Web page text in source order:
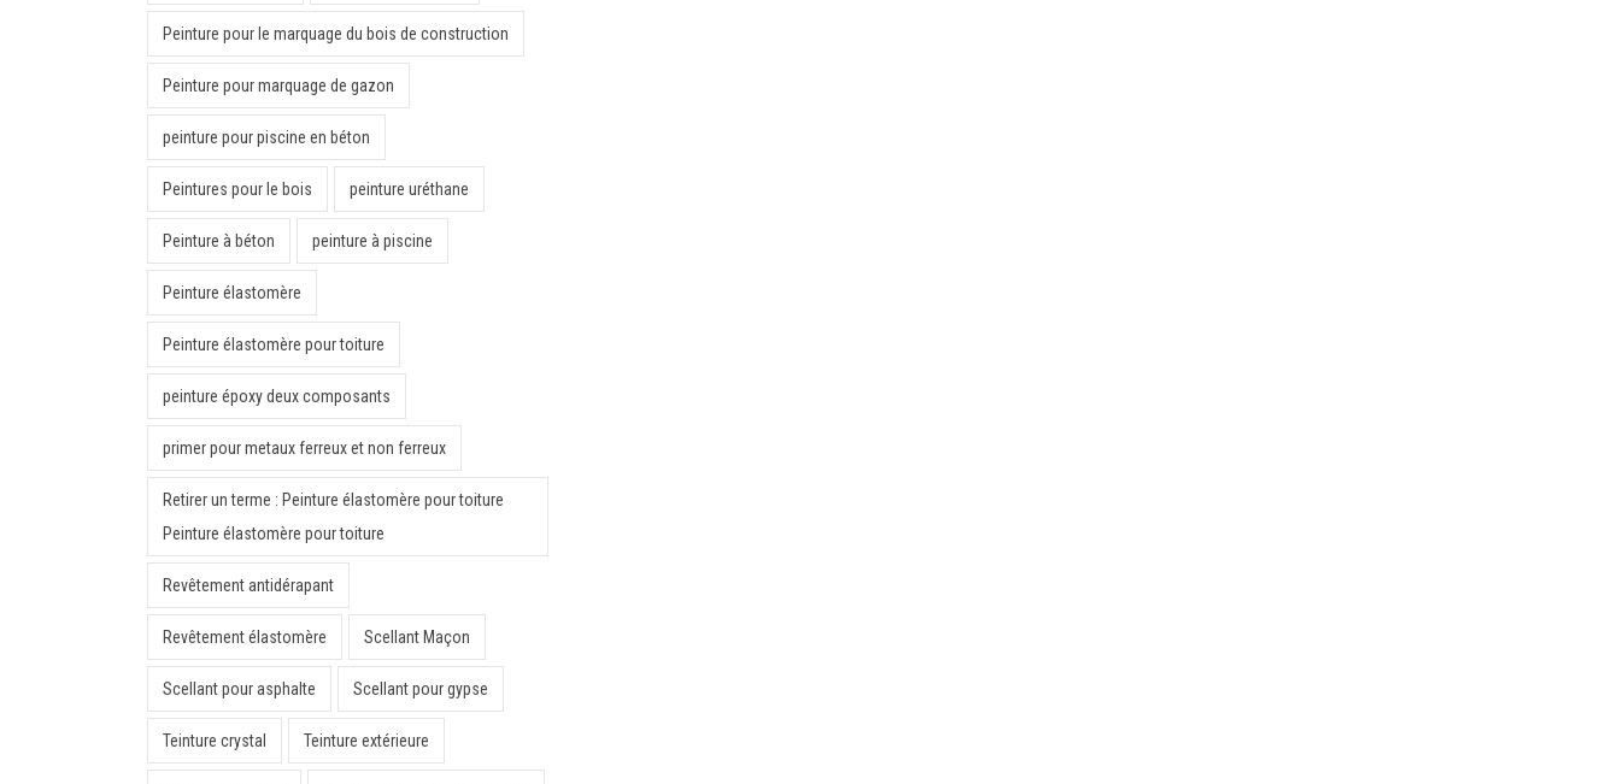
Peinture pour le marquage du bois de construction
Peinture pour marquage de gazon
peinture pour piscine en béton
Peintures pour le bois peinture uréthane
Peinture à béton peinture à piscine
Peinture élastomère
Peinture élastomère pour toiture
peinture époxy deux composants
primer pour metaux ferreux et non ferreux
Retirer un terme : Peinture élastomère pour toiture
Peinture élastomère pour toiture
Revêtement antidérapant
Revêtement élastomère Scellant Maçon
Scellant pour asphalte Scellant pour gypse
Teinture crystal Teinture extérieure